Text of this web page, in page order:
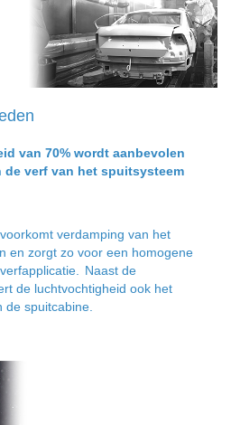
van 70% wordt aanbevolen
verf van het spuitsysteem
verdamping van het
en zorgt zo voor een homogene
Naast de
de luchtvochtigheid ook het
de spuitcabine.